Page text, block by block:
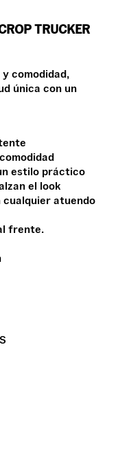
TRUCKER
comodidad,
única con un
estilo práctico
el look
atuendo
frente.